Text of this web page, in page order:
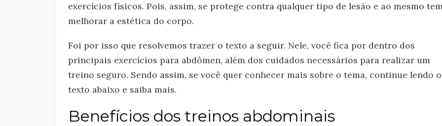
exercícios físicos. Pois, assim, se protege contra qualquer tipo de lesão e ao mesmo
melhorar a estética do corpo.
Foi por isso que resolvemos trazer o texto a seguir. Nele, você fica por dentro dos
principais exercícios para abdômen, além dos cuidados necessários para realizar um
treino seguro. Sendo assim, se você quer conhecer mais sobre o tema, continue lendo o
texto abaixo e saiba mais.
Benefícios dos treinos abdominais